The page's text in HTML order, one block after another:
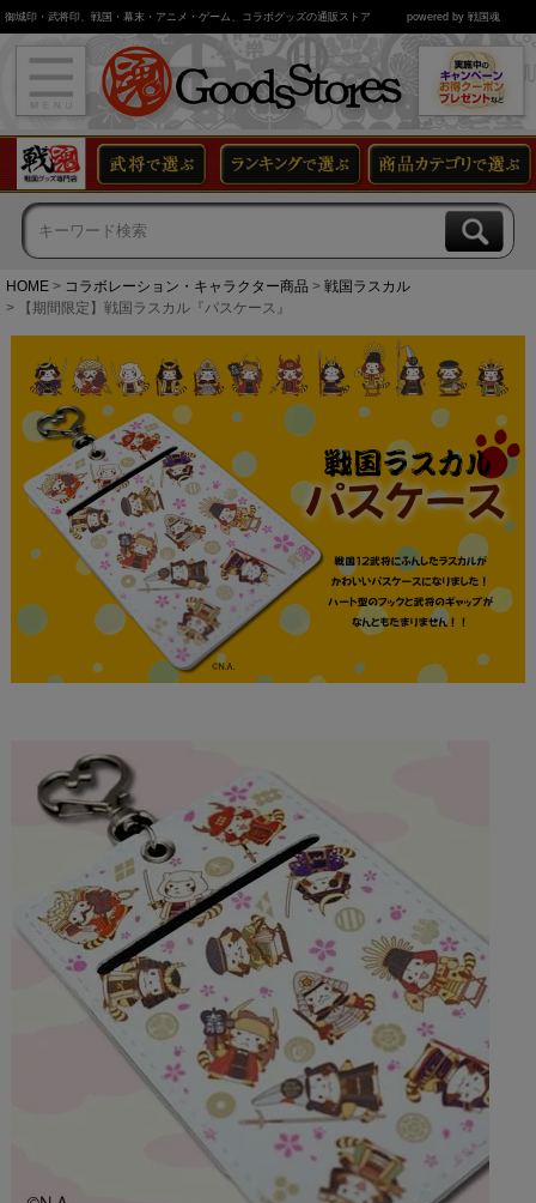
御城印・武将印、戦国・幕末・アニメ・ゲーム、コラボグッズの通販ストア powered by 戦国魂
HOME コラボレーション・キャラクター商品
戦国ラスカル
【期間限定】戦国ラスカル『パスケース』